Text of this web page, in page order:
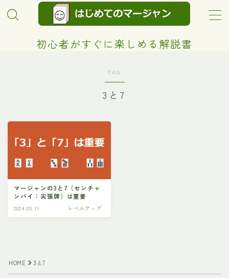
初心者がすぐに楽しめる解説書
MENU
プライバシーポリシー
プロフィール
お問い合わせ
TAG
3と7
マージャンの3と7（センチャ
ンパイ：尖張牌）は重要
2024.05.11 レベルアップ
HOME 3と7